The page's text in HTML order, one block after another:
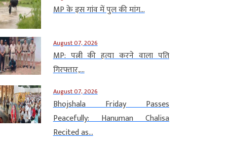
MP के इस गांव में पुल की मांग...
August 07, 2026
MP: पत्नी की हत्या करने वाला पति
गिरफ्तार,...
August 07, 2026
Bhojshala Friday Passes
Peacefully: Hanuman Chalisa
Recited as...